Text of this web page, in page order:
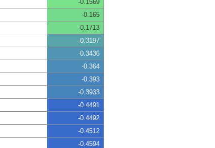
-0.1569
-0.165
-0.1713
-0.3197
-0.3436
-0.364
-0.393
-0.3933
-0.4491
-0.4492
-0.4512
-0.4594